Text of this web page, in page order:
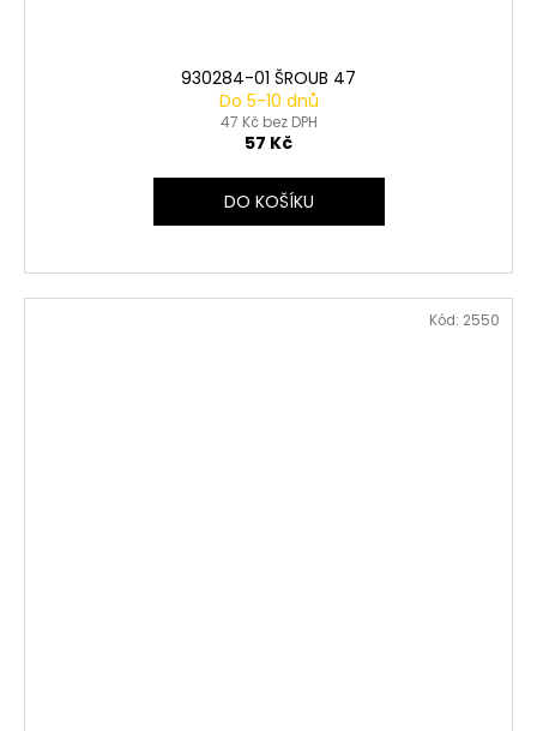
930284-01 ŠROUB 47
Do 5-10 dnů
47 Kč bez DPH
57 Kč
DO KOŠÍKU
Kód: 2550